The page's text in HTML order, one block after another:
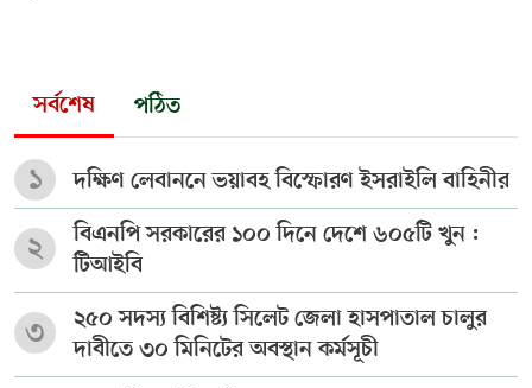
সর্বশেষ পঠিত
১ দক্ষিণ লেবাননে ভয়াবহ বিস্ফোরণ ইসরাইলি বাহিনীর
২
বিএনপি সরকারের ১০০ দিনে দেশে ৬০৫টি খুন :
টিআইবি
৩
২৫০ সদস্য বিশিষ্ট্য সিলেট জেলা হাসপাতাল চালুর
দাবীতে ৩০ মিনিটের অবস্থান কর্মসূচী